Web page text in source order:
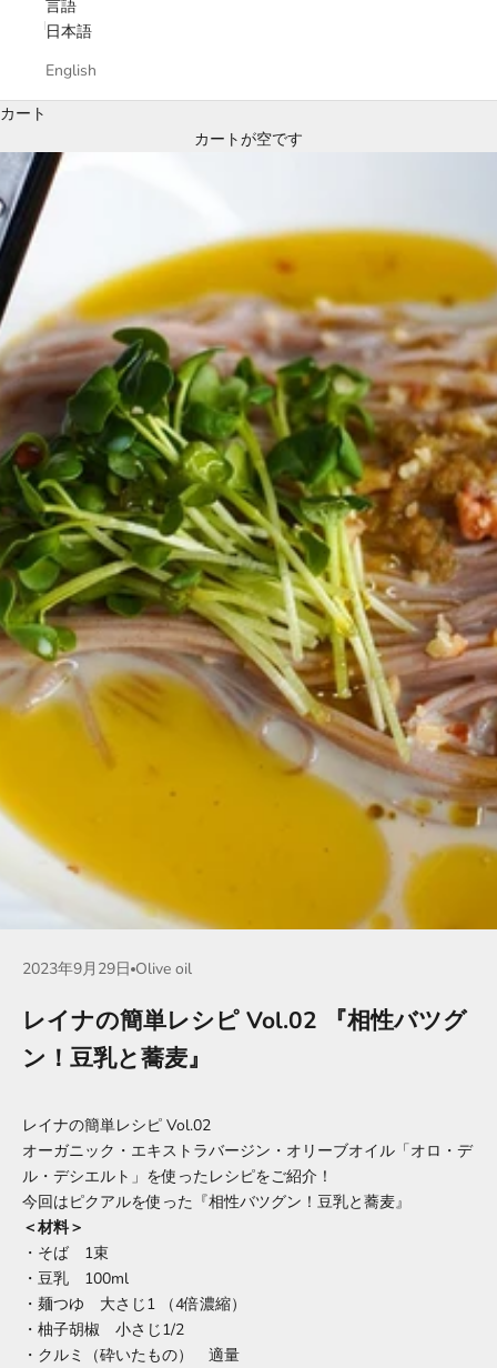
言語
日本語
English
カート
カートが空です
2023年9月29日 Olive oil
レイナの簡単レシピ Vol.02 『相性バツグ
ン！豆乳と蕎麦』
レイナの簡単レシピ Vol.02
オーガニック・エキストラバージン・オリーブオイル「オロ・デ
ル・デシエルト」を使ったレシピをご紹介！
今回はピクアルを使った『相性バツグン！豆乳と蕎麦』
＜材料＞
・そば 1束
・豆乳 100ml
・麺つゆ 大さじ1 （4倍濃縮）
・柚子胡椒 小さじ1/2
・クルミ（砕いたもの） 適量